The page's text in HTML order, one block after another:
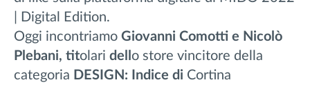
| Digital Edition.
Oggi incontriamo Giovanni Comotti e Nicolò
Plebani, titolari dell o store vincitore della
categoria DESIGN: Indice di Cortina